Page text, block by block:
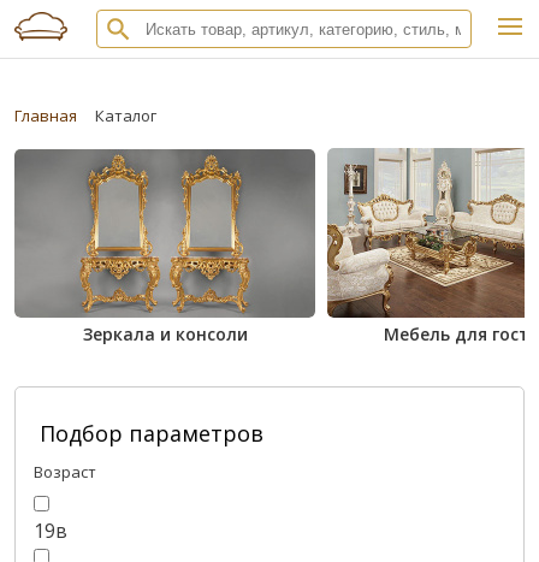
Главная Каталог
Зеркала и консоли Мебель для
Подбор параметров
Возраст
19в